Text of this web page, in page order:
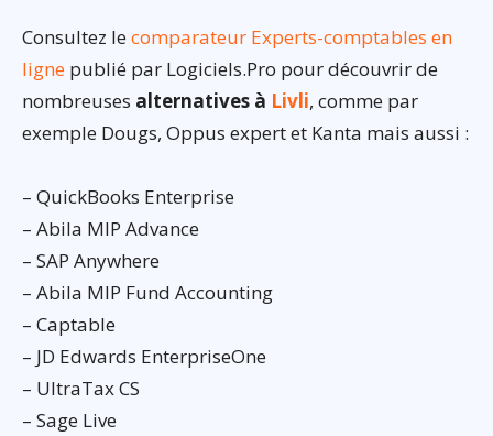
Consultez lecomparateur Experts-comptables en
ligne publié par Logiciels.Pro pour découvrir de
nombreuses alternatives à Livli, comme par
exemple Dougs, Oppus expert et Kanta mais aussi :
– QuickBooks Enterprise
– Abila MIP Advance
– SAP Anywhere
– Abila MIP Fund Accounting
– Captable
– JD Edwards EnterpriseOne
– UltraTax CS
– Sage Live